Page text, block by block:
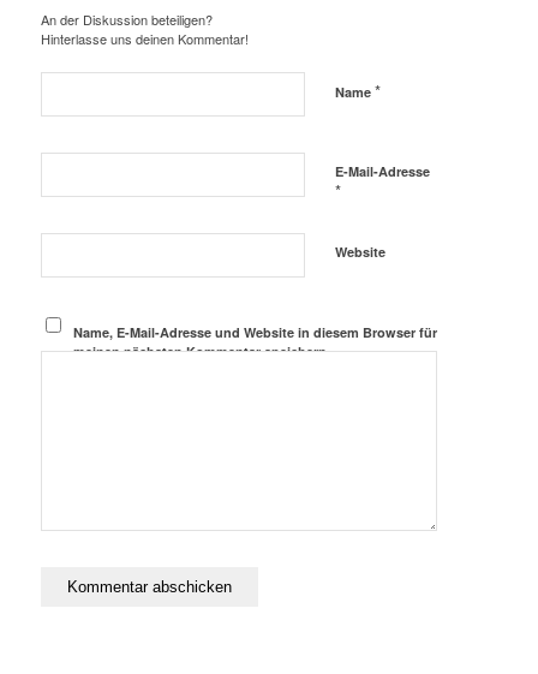
An der Diskussion beteiligen?
Hinterlasse uns deinen Kommentar!
Name *
E-Mail-Adresse
*
Website
Name, E-Mail-Adresse und Website in diesem Browser für
meinen nächsten Kommentar speichern.